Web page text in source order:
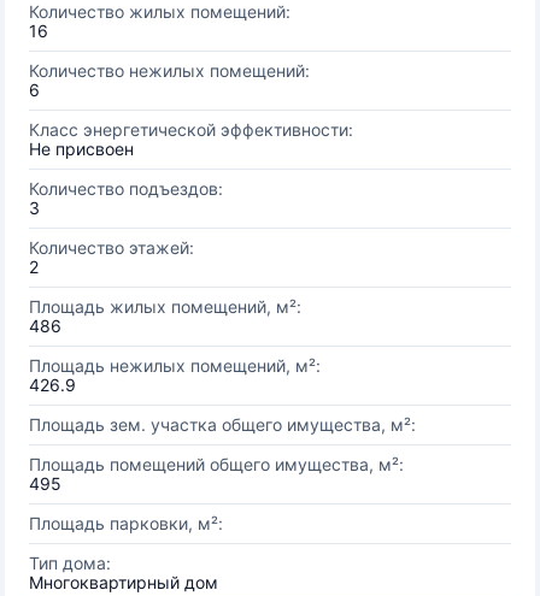
Количество жилых помещений:
16
Количество нежилых помещений:
6
Класс энергетической эффективности:
Не присвоен
Количество подъездов:
3
Количество этажей:
2
Площадь жилых помещений, м²:
486
Площадь нежилых помещений, м²:
426.9
Площадь зем. участка общего имущества, м²:
Площадь помещений общего имущества, м²:
495
Площадь парковки, м²:
Тип дома:
Многоквартирный дом